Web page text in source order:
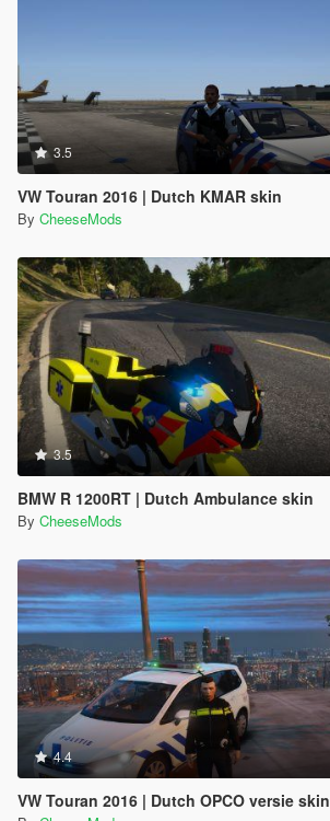
3.5
VW Touran 2016 | Dutch KMAR skin
By CheeseMods
3.5
BMW R 1200RT | Dutch Ambulance skin
By CheeseMods
4.4
VW Touran 2016 | Dutch OPCO versie skin